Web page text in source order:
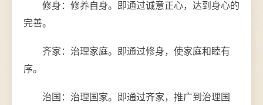
修身：修养自身。即通过诚意正心，达到身心的
完善。
齐家：治理家庭。即通过修身，使家庭和睦有
序。
治国：治理国家。即通过齐家，推广到治理国